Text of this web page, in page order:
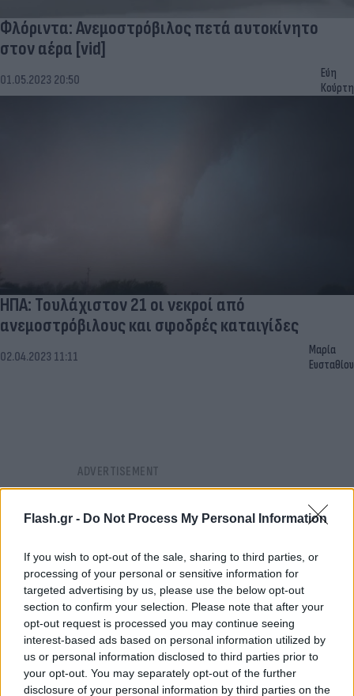
Flash.gr - Do Not Process My Personal Information
If you wish to opt-out of the sale, sharing to third parties, or
processing of your personal or sensitive information for
targeted advertising by us, please use the below opt-out
section to confirm your selection. Please note that after your
opt-out request is processed you may continue seeing
interest-based ads based on personal information utilized by
us or personal information disclosed to third parties prior to
your opt-out. You may separately opt-out of the further
disclosure of your personal information by third parties on the
Φλόριντα: Ανεμοστρόβιλος πετά αυτοκίνητο
στον αέρα [vid]
01.05.2023 20:50
Εύη
Κούρτη
ΗΠΑ: Τουλάχιστον 21 οι νεκροί από
ανεμοστρόβιλους και σφοδρές καταιγίδες
02.04.2023 11:11
Μαρία
Ευσταθίου